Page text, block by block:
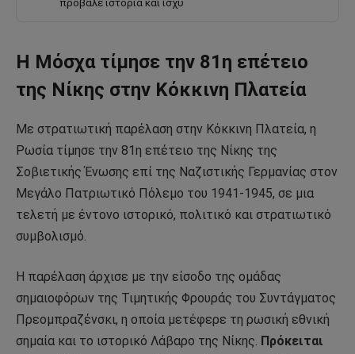
πρόβαλε ιστορία και ισχύ
Η Μόσχα τίμησε την 81η επέτειο
της Νίκης στην Κόκκινη Πλατεία
Με στρατιωτική παρέλαση στην Κόκκινη Πλατεία, η
Ρωσία τίμησε την 81η επέτειο της Νίκης της
Σοβιετικής Ένωσης επί της Ναζιστικής Γερμανίας στον
Μεγάλο Πατριωτικό Πόλεμο του 1941-1945, σε μια
τελετή με έντονο ιστορικό, πολιτικό και στρατιωτικό
συμβολισμό.
Η παρέλαση άρχισε με την είσοδο της ομάδας
σημαιοφόρων της Τιμητικής Φρουράς του Συντάγματος
Πρεομπραζένσκι, η οποία μετέφερε τη ρωσική εθνική
σημαία και το ιστορικό Λάβαρο της Νίκης. Πρόκειται